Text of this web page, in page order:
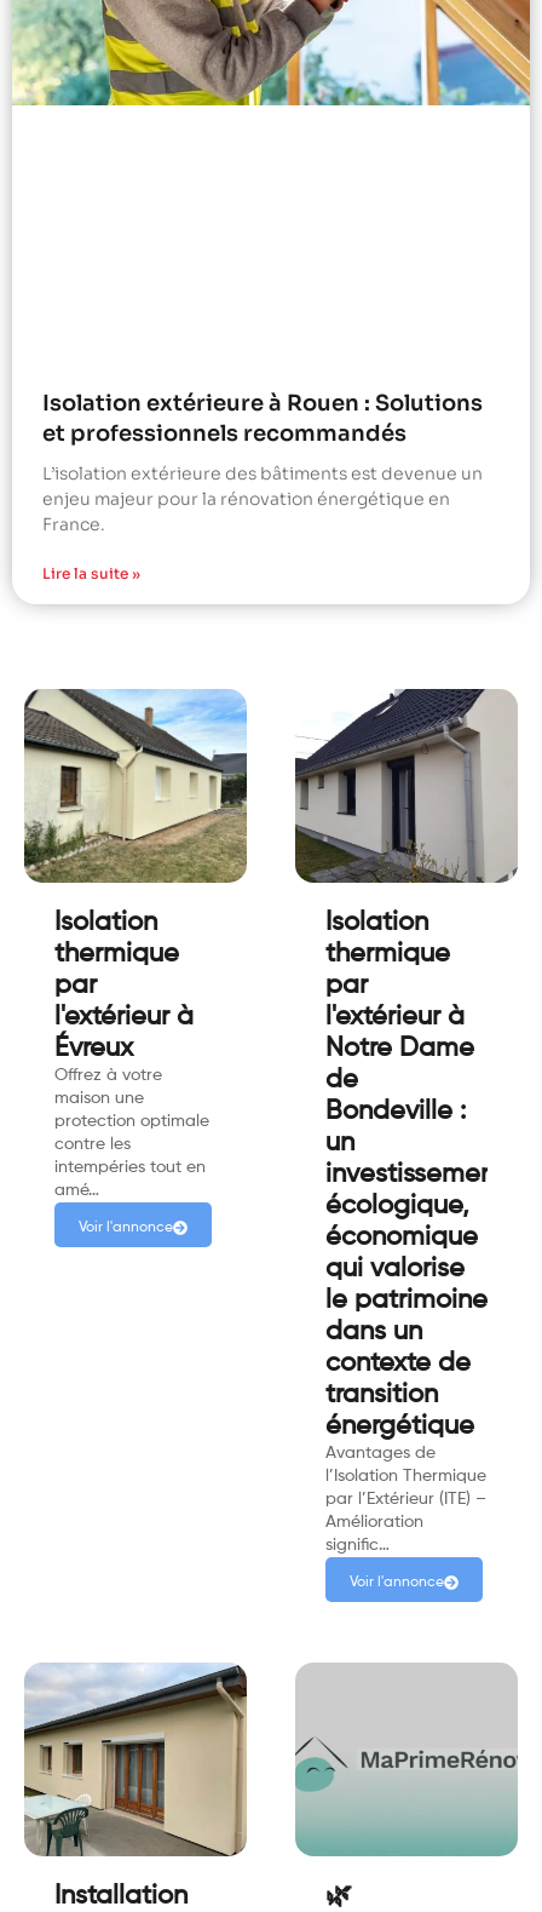
Isolation extérieure à Rouen : Solutions
et professionnels recommandés
L’isolation extérieure des bâtiments est devenue un
enjeu majeur pour la rénovation énergétique en
France.
Lire la suite »
Isolation
thermique
par
l'extérieur à
Évreux
Offrez à votre
maison une
protection optimale
contre les
intempéries tout en
amé…
Voir l'annonce
Isolation
thermique
par
l'extérieur à
Notre Dame
de
Bondeville :
un
investissement
écologique,
économique
qui valorise
le patrimoine
dans un
contexte de
transition
énergétique
Avantages de
l’Isolation Thermique
par l’Extérieur (ITE) –
Amélioration
signific…
Voir l'annonce
Installation
🌿